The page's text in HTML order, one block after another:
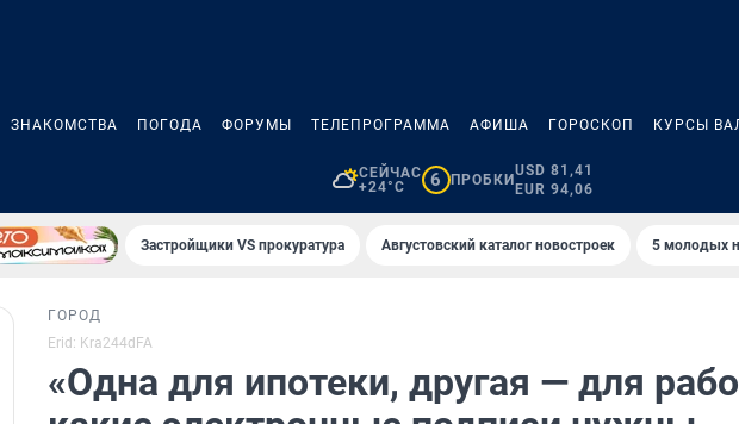
ЗНАКОМСТВА ПОГОДА ФОРУМЫ ТЕЛЕПРОГРАММА АФИША ГОРОСКОП КУРСЫ
СЕЙЧАС
+24°C
6 ПРОБКИ
USD 81,41
EUR 94,06
Застройщики VS прокуратура Августовский каталог новостроек 5 молодых
ГОРОД
Erid: Kra244dFA
«Одна для ипотеки, другая — для